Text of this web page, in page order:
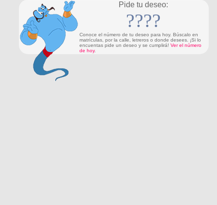
Pide tu deseo:
????
Conoce el número de tu deseo para hoy. Búscalo en
matrículas, por la calle, letreros o donde desees. ¡Si lo
encuentas pide un deseo y se cumplirá! Ver el número
de hoy.